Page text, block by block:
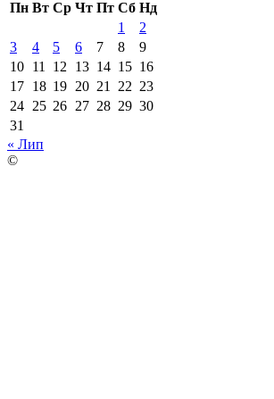
Пн Вт Ср Чт Пт Сб Нд
1
2
3
4 5 6 7 8
9
10 11 12 13 14 15 16
17 18 19 20 21 22 23
24 25 26 27 28 29 30
31
« Лип
©